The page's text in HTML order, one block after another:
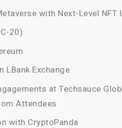
with Next-Level NFT
20)
LBank Exchange
at Techsauce
Attendees
with CryptoPanda